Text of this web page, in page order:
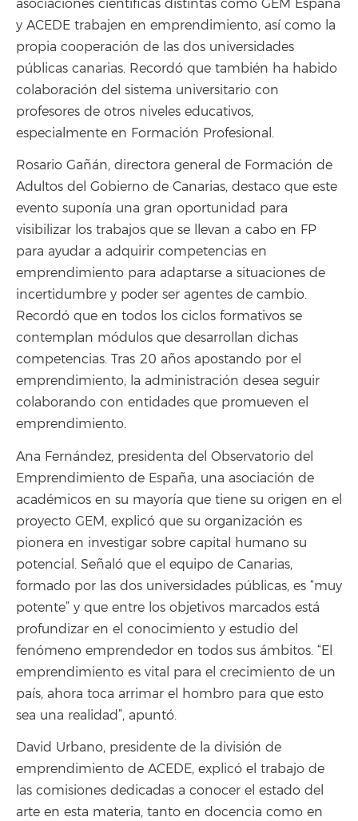
asociaciones científicas distintas como GEM España
y ACEDE trabajen en emprendimiento, así como la
propia cooperación de las dos universidades
públicas canarias. Recordó que también ha habido
colaboración del sistema universitario con
profesores de otros niveles educativos,
especialmente en Formación Profesional.
Rosario Gañán, directora general de Formación de
Adultos del Gobierno de Canarias, destaco que este
evento suponía una gran oportunidad para
visibilizar los trabajos que se llevan a cabo en FP
para ayudar a adquirir competencias en
emprendimiento para adaptarse a situaciones de
incertidumbre y poder ser agentes de cambio.
Recordó que en todos los ciclos formativos se
contemplan módulos que desarrollan dichas
competencias. Tras 20 años apostando por el
emprendimiento, la administración desea seguir
colaborando con entidades que promueven el
emprendimiento.
Ana Fernández, presidenta del Observatorio del
Emprendimiento de España, una asociación de
académicos en su mayoría que tiene su origen en el
proyecto GEM, explicó que su organización es
pionera en investigar sobre capital humano su
potencial. Señaló que el equipo de Canarias,
formado por las dos universidades públicas, es “muy
potente” y que entre los objetivos marcados está
profundizar en el conocimiento y estudio del
fenómeno emprendedor en todos sus ámbitos. “El
emprendimiento es vital para el crecimiento de un
país, ahora toca arrimar el hombro para que esto
sea una realidad”, apuntó.
David Urbano, presidente de la división de
emprendimiento de ACEDE, explicó el trabajo de
las comisiones dedicadas a conocer el estado del
arte en esta materia, tanto en docencia como en